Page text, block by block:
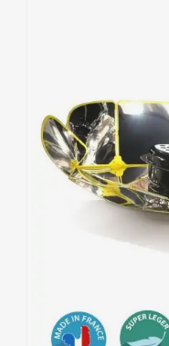
54